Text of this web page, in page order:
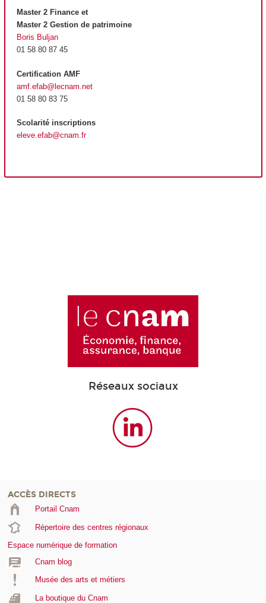
Master 2 Finance et
Master 2 Gestion de patrimoine
Boris Buljan
01 58 80 87 45
Certification AMF
amf.efab@lecnam.net
01 58 80 83 75
Scolarité inscriptions
eleve.efab@cnam.fr
Réseaux sociaux
ACCÈS DIRECTS
Portail Cnam
Répertoire des centres régionaux
Espace numérique de formation
Cnam blog
Musée des arts et métiers
La boutique du Cnam